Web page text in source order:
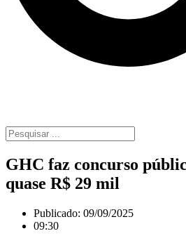
GHC faz concurso
quase R$ 29 mil
Publicado: 09/09/2025
09:30